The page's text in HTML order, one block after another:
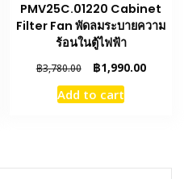
PMV25C.01220 Cabinet
Filter Fan พัดลมระบายความ
ร้อนในตู้ไฟฟ้า
฿3,780.00
Original
price
was:
฿1,990.00Current
Add to cart